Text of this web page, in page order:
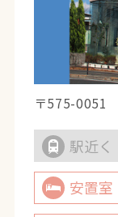
〒575-0051
駅近く
安置室